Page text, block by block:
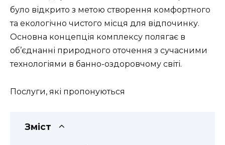
було відкрито з метою створення комфортного
та екологічно чистого місця для відпочинку.
Основна концепція комплексу полягає в
об’єднанні природного оточення з сучасними
технологіями в банно-оздоровчому світі.
Послуги, які пропонуються
Зміст